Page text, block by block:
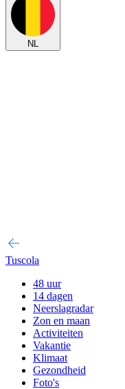
NL
Tuscola
48 uur
14 dagen
Neerslagradar
Zon en maan
Activiteiten
Vakantie
Klimaat
Gezondheid
Foto's